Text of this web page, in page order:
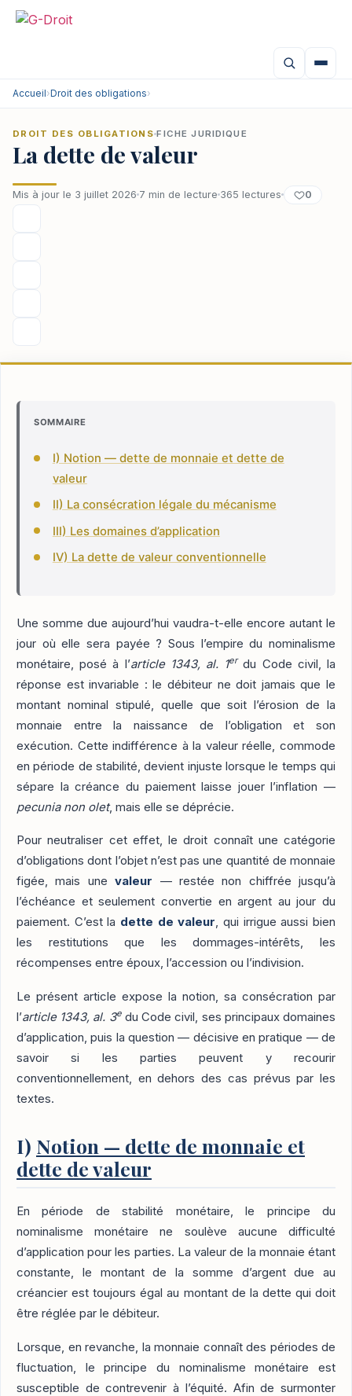
Aller
Accueil›Droit des obligations›
DROIT DES OBLIGATIONS FICHE JURIDIQUE
La dette de valeur
Mis à jour le 3 juillet 2026 7 min de lecture 365 lectures 0
SOMMAIRE
I) Notion — dette de monnaie et dette de
valeur
II) La consécration légale du mécanisme
III) Les domaines d’application
IV) La dette de valeur conventionnelle
Une somme due aujourd’hui vaudra-t-elle encore autant le
jour où elle sera payée ? Sous l’empire du nominalisme
monétaire, posé à l’article 1343, al. 1erdu Code civil, la
réponse est invariable : le débiteur ne doit jamais que le
montant nominal stipulé, quelle que soit l’érosion de la
monnaie entre la naissance de l’obligation et son
exécution. Cette indifférence à la valeur réelle, commode
en période de stabilité, devient injuste lorsque le temps qui
sépare la créance du paiement laisse jouer l’inflation —
pecunia non olet, mais elle se déprécie.
Pour neutraliser cet effet, le droit connaît une catégorie
d’obligations dont l’objet n’est pas une quantité de monnaie
figée, mais unevaleur — restée non chiffrée jusqu’à
l’échéance et seulement convertie en argent au jour du
paiement. C’est la dette de valeur, qui irrigue aussi bien
les restitutions que les dommages-intérêts, les
récompenses entre époux, l’accession ou l’indivision.
Le présent article expose la notion, sa consécration par
l’article 1343, al. 3edu Code civil, ses principaux domaines
d’application, puis la question — décisive en pratique — de
savoir si les parties peuvent y recourir
conventionnellement, en dehors des cas prévus par les
textes.
I) Notion — dette de monnaie et
dette de valeur
En période de stabilité monétaire, le principe du
nominalisme monétaire ne soulève aucune difficulté
d’application pour les parties. La valeur de la monnaie étant
constante, le montant de la somme d’argent due au
créancier est toujours égal au montant de la dette qui doit
être réglée par le débiteur.
Lorsque, en revanche, la monnaie connaît des périodes de
fluctuation, le principe du nominalisme monétaire est
susceptible de contrevenir à l’équité. Afin de surmonter